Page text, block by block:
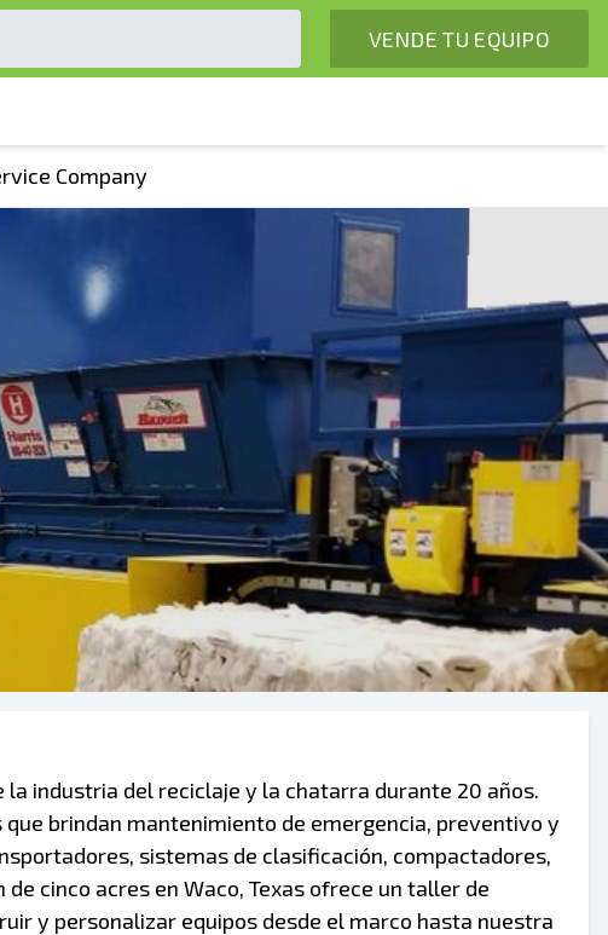
VENDE TU EQUIPO
Company
la industria del reciclaje y la chatarra durante 20 años.
brindan mantenimiento de emergencia, preventivo y
sistemas de clasificación, compactadores,
cinco acres en Waco, Texas ofrece un taller de
y personalizar equipos desde el marco hasta nuestra